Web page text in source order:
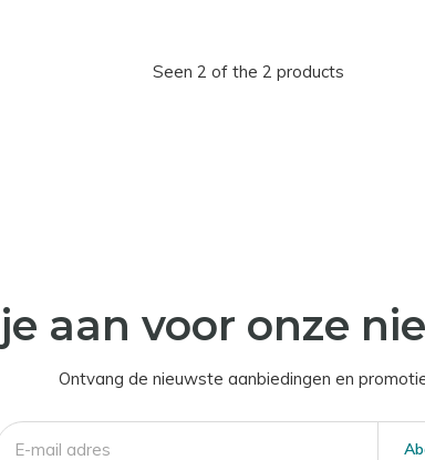
Seen 2 of the 2 products
aan voor onze
Ontvang de nieuwste aanbiedingen en